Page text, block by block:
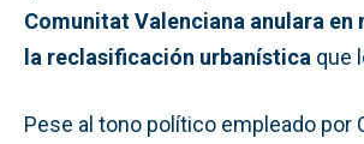
Comunitat Valenciana anulara en
la reclasificación urbanística que
Pese al tono político empleado por